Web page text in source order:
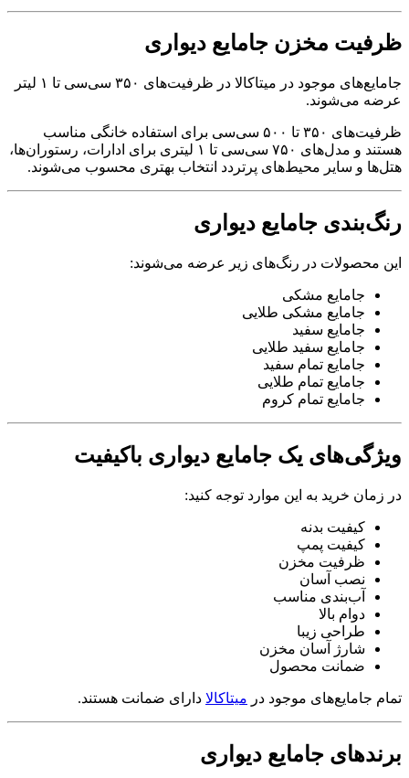
ظرفیت مخزن جامایع دیواری
جامایع‌های موجود در میتاکالا در ظرفیت‌های ۳۵۰ سی‌سی تا ۱ لیتر
عرضه می‌شوند.
ظرفیت‌های ۳۵۰ تا ۵۰۰ سی‌سی برای استفاده خانگی مناسب
هستند و مدل‌های ۷۵۰ سی‌سی تا ۱ لیتری برای ادارات، رستوران‌ها،
هتل‌ها و سایر محیط‌های پرتردد انتخاب بهتری محسوب می‌شوند.
رنگ‌بندی جامایع دیواری
این محصولات در رنگ‌های زیر عرضه می‌شوند:
جامایع مشکی
جامایع مشکی طلایی
جامایع سفید
جامایع سفید طلایی
جامایع تمام سفید
جامایع تمام طلایی
جامایع تمام کروم
ویژگی‌های یک جامایع دیواری باکیفیت
در زمان خرید به این موارد توجه کنید:
کیفیت بدنه
کیفیت پمپ
ظرفیت مخزن
نصب آسان
آب‌بندی مناسب
دوام بالا
طراحی زیبا
شارژ آسان مخزن
ضمانت محصول
تمام جامایع‌های موجود در میتاکالا دارای ضمانت هستند.
برندهای جامایع دیواری